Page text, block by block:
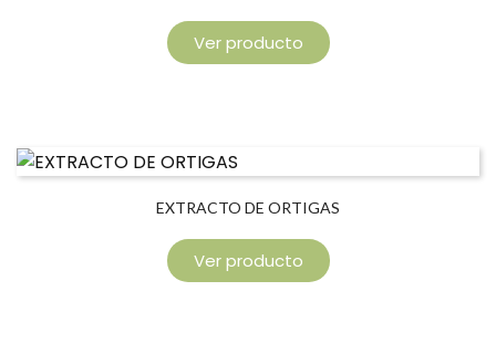
Ver producto
EXTRACTO DE ORTIGAS
Ver producto